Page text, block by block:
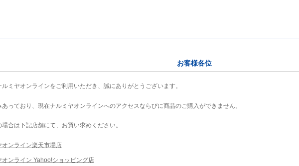
お客様各位
ルミヤオンラインをご利用いただき、誠にありがとうございます。
あっており、現在ナルミヤオンラインへのアクセスならびに商品のご購入ができません。
場合は下記店舗にて、お買い求めください。
オンライン楽天市場店
オンライン Yahoo!ショッピング店